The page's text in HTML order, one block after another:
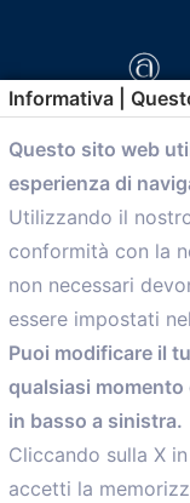
Menù
Home
Servizi
Convenzioni
Voce delle
Informazioni Ex
News
Informativa |
Questo sito web
esperienza di
Utilizzando il
conformità con la
non necessari
essere impostati
Puoi modificare il
qualsiasi momento
in basso a sinistra.
Cliccando sulla X
accetti la